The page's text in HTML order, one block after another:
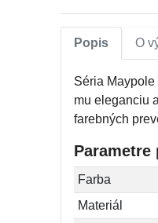
Popis O
Séria
mu eleganciu
farebných
Parametre
Farba
Materiál